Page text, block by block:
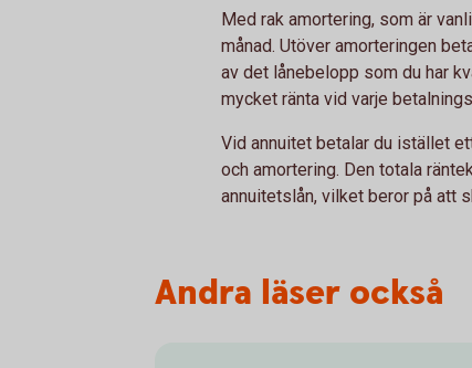
Med rak amortering, som är
månad. Utöver amorteringen
av det lånebelopp som du har
mycket ränta vid varje
Vid annuitet betalar du istället
och amortering. Den totala
annuitetslån, vilket beror på att
Andra läser också